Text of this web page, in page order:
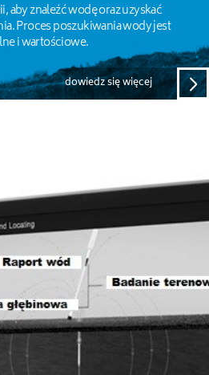
aby znaleźć wodę oraz uzyskać
Proces poszukiwania wody jest
i wartościowe.
dowiedz się więcej